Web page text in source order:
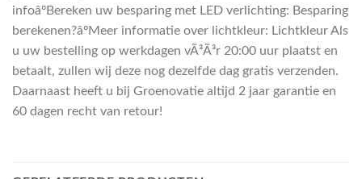
infoâºBereken uw besparing met LED verlichting: Besparing
berekenen?âºMeer informatie over lichtkleur: Lichtkleur Als
u uw bestelling op werkdagen vÃ³Ã³r 20:00 uur plaatst en
betaalt, zullen wij deze nog dezelfde dag gratis verzenden.
Daarnaast heeft u bij Groenovatie altijd 2 jaar garantie en
60 dagen recht van retour!